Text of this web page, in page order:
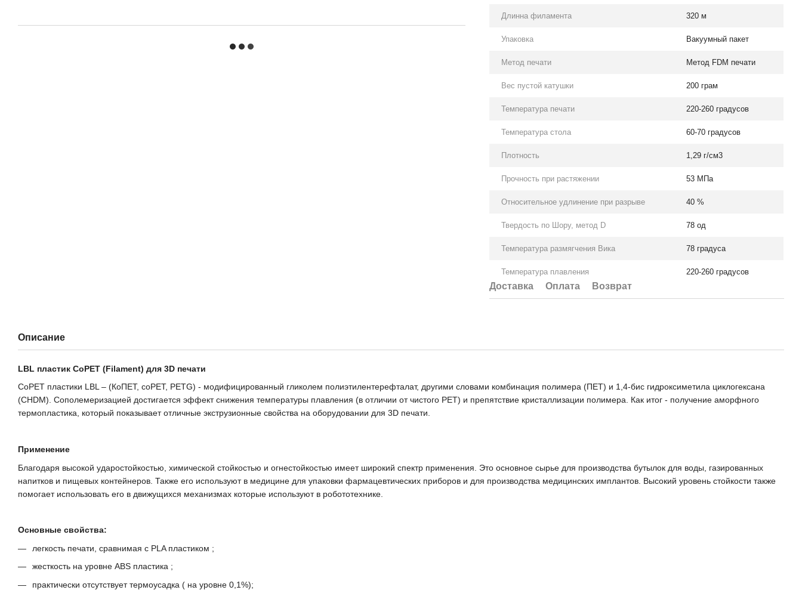
Длинна филамента 320 м
Упаковка Вакуумный пакет
Метод печати Метод FDM печати
Вес пустой катушки 200 грам
Температура печати 220-260 градусов
Температура стола 60-70 градусов
Плотность 1,29 г/см3
Прочность при растяжении 53 МПа
Относительное удлинение при разрыве 40 %
Твердость по Шору, метод D 78 од
Температура размягчения Вика 78 градуса
Температура плавления 220-260 градусов
Доставка Оплата Возврат
Описание
LBL пластик CoPET (Filament) для 3D печати
CoPET пластики LBL – (КоПЕТ, coPET, PETG) - модифицированный гликолем полиэтилентерефталат, другими словами комбинация полимера (ПЕТ) и 1,4-бис гидроксиметила циклогексана
(CHDM). Сополемеризацией достигается эффект снижения температуры плавления (в отличии от чистого PET) и препятствие кристаллизации полимера. Как итог - получение аморфного
термопластика, который показывает отличные экструзионные свойства на оборудовании для 3D печати.
Применение
Благодаря высокой ударостойкостью, химической стойкостью и огнестойкостью имеет широкий спектр применения. Это основное сырье для производства бутылок для воды, газированных
напитков и пищевых контейнеров. Также его используют в медицине для упаковки фармацевтических приборов и для производства медицинских имплантов. Высокий уровень стойкости также
помогает использовать его в движущихся механизмах которые используют в робототехнике.
Основные свойства:
легкость печати, сравнимая с PLA пластиком ;
жесткость на уровне ABS пластика ;
практически отсутствует термоусадка ( на уровне 0,1%);